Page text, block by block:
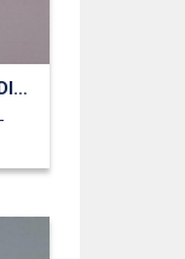
OUTDOOR WASSERDICHT